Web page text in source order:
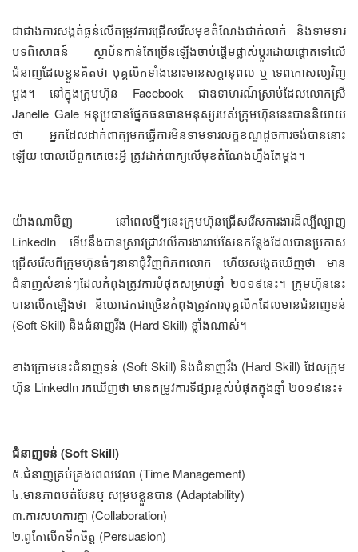
ជាជាង​ការ​សង្កត់ធ្ងន់​លើ​​តម្រូវ​​ការ​ជ្រើសរើស​មុខតំណែង​ជាក់លាក់ និង​ទាមទារ​
បទពិសោធន៍ ​ ស្ថាប័ន​​កាន់តែ​ច្រើន​ឡើង​ចាប់​ផ្តើម​ផ្លាស់ប្ដូរ​​ដោយ​ផ្ដោត​ទៅ​លើ​
ជំនាញ​ដែល​ខ្លួន​គិត​ថា ​បុគ្គលិក​​​ទាំង​នោះ​មាន​សក្ដានុពល ឬ ទេពកោសល្យ​វិញ​
ម្តង។ នៅ​ក្នុង​​ក្រុមហ៊ុន Facebook ជា​ឧទាហរណ៍​ស្រាប់​ដែល​លោក​ស្រី
Janelle Gale អនុ​ប្រធាន​ផ្នែក​ធនធាន​មនុស្ស​របស់​​ក្រុមហ៊ុន​នេះ​បាន​​និយាយ​
ថា ​អ្នក​ដែល​ដាក់​ពាក្យ​​មក​ធ្វើ​ការ​មិន​ទាមទារ​លក្ខខណ្ឌ​ដូច​ការ​ចង់បាន​នោះ​
ឡើយ បោល​បើ​ពួកគេ​ចេះ​អ្វី​ ត្រូវ​ដាក់​ពាក្យ​លើ​មុខ​តំណែង​ហ្នឹង​តែម្តង។
យ៉ាងណាមិញ នៅ​ពេល​ថ្មីៗ​នេះ​ក្រុមហ៊ុន​ជ្រើសរើស​ការងារ​ដ៏​ល្បីល្បាញ
LinkedIn ទើប​នឹង​បាន​ស្រាវជ្រាវ​​​លើ​ការងារ​រាប់​សែន​កន្លែង​ដែល​បាន​ប្រកាស​
ជ្រើសរើស​​ពី​ក្រុមហ៊ុន​ធំៗ​នានា​ជុំវិញ​ពិភពលោក ហើយ​សង្កេត​ឃើញ​ថា​ មាន​
ជំនាញ​សំខាន់ៗ​​​ដែល​​កំពុង​ត្រូវ​ការ​បំផុត​សម្រាប់​ឆ្នាំ ២០១៩​នេះ។ ក្រុមហ៊ុន​នេះ​
បាន​​លើកឡើង​ថា និយោជក​ជា​ច្រើន​កំពុង​​ត្រូវ​ការ​បុគ្គលិក​ដែល​មាន​ជំនាញ​ទន់
(Soft Skill) និង​ជំនាញ​រឹង (Hard Skill) ​ខ្លាំង​ណាស់។
ខាងក្រោម​នេះ​ជំនាញ​ទន់ (Soft Skill) និង​ជំនាញ​រឹង (Hard Skill) ​​ដែល​ក្រុម
ហ៊ុន LinkedIn រក​ឃើញ​ថា មាន​តម្រូវការ​ទីផ្សារ​ខ្ពស់​បំផុត​ក្នុង​ឆ្នាំ ២០១៩​នេះ៖
ជំនាញ​ទន់ (Soft Skill)
៥.ជំនាញ​គ្រប់គ្រង​ពេលវេលា (Time Management)
៤.មាន​ភាព​​​បត់បែន​ឬ សម្រប​ខ្លួន​បាន​ (Adaptability)
៣.ការ​សហការ​គ្នា (Collaboration)
២.ពូកែ​​លើកទឹកចិត្ត (Persuasion)